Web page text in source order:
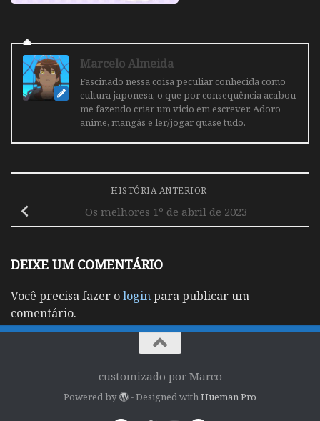
Marcelo Almeida
Fascinado nessa coisa peculiar conhecida como
cultura japonesa, o que por consequência acabou
me fazendo criar um vicio em escrever. Adoro
anime, mangás e ler/jogar quase tudo.
HISTÓRIA ANTERIOR
Os melhores 1º de abril de 2023
DEIXE UM COMENTÁRIO
Você precisa fazer ologinpara publicar um
comentário.
customizado por Marco
Powered by - Designed withHueman Pro